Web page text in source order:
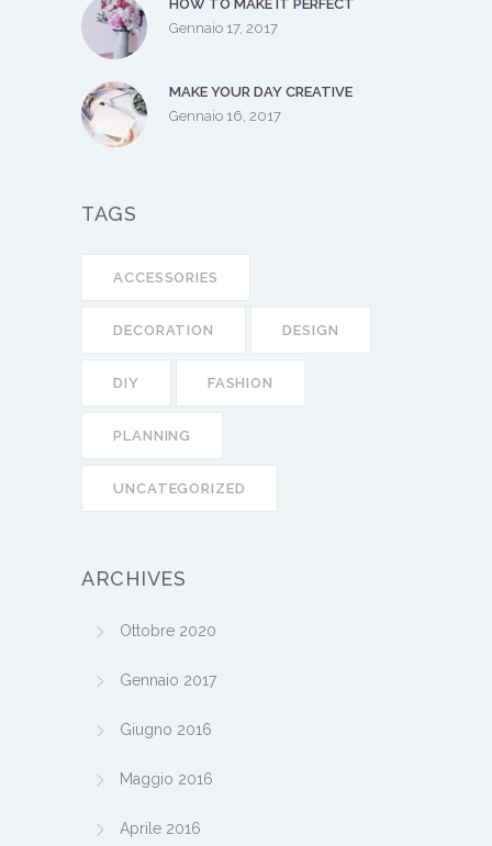
HOW TO MAKE IT PERFECT
Gennaio 17, 2017
MAKE YOUR DAY CREATIVE
Gennaio 16, 2017
TAGS
ACCESSORIES
DECORATION DESIGN
DIY FASHION
PLANNING
UNCATEGORIZED
ARCHIVES
Ottobre 2020
Gennaio 2017
Giugno 2016
Maggio 2016
Aprile 2016